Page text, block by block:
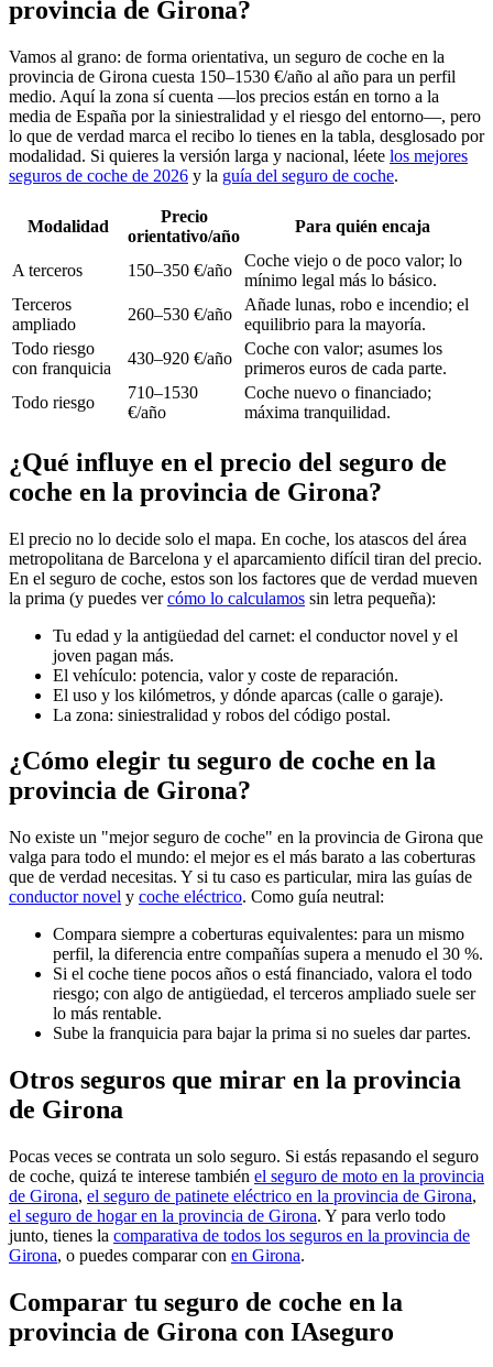
provincia de Girona?
Vamos al grano: de forma orientativa, un seguro de coche en la
provincia de Girona cuesta 150–1530 €/año al año para un perfil
medio. Aquí la zona sí cuenta —los precios están en torno a la
media de España por la siniestralidad y el riesgo del entorno—, pero
lo que de verdad marca el recibo lo tienes en la tabla, desglosado por
modalidad. Si quieres la versión larga y nacional, léete los mejores
seguros de coche de 2026 y la guía del seguro de coche.
Modalidad
Precio
orientativo/año
Para quién encaja
A terceros 150–350 €/año
Coche viejo o de poco valor; lo
mínimo legal más lo básico.
Terceros
ampliado
260–530 €/año
Añade lunas, robo e incendio; el
equilibrio para la mayoría.
Todo riesgo
con franquicia
430–920 €/año
Coche con valor; asumes los
primeros euros de cada parte.
Todo riesgo
710–1530
€/año
Coche nuevo o financiado;
máxima tranquilidad.
¿Qué influye en el precio del seguro de
coche en la provincia de Girona?
El precio no lo decide solo el mapa. En coche, los atascos del área
metropolitana de Barcelona y el aparcamiento difícil tiran del precio.
En el seguro de coche, estos son los factores que de verdad mueven
la prima (y puedes vercómo lo calculamos sin letra pequeña):
Tu edad y la antigüedad del carnet: el conductor novel y el
joven pagan más.
El vehículo: potencia, valor y coste de reparación.
El uso y los kilómetros, y dónde aparcas (calle o garaje).
La zona: siniestralidad y robos del código postal.
¿Cómo elegir tu seguro de coche en la
provincia de Girona?
No existe un "mejor seguro de coche" en la provincia de Girona que
valga para todo el mundo: el mejor es el más barato a las coberturas
que de verdad necesitas. Y si tu caso es particular, mira las guías de
conductor novel y coche eléctrico. Como guía neutral:
Compara siempre a coberturas equivalentes: para un mismo
perfil, la diferencia entre compañías supera a menudo el 30 %.
Si el coche tiene pocos años o está financiado, valora el todo
riesgo; con algo de antigüedad, el terceros ampliado suele ser
lo más rentable.
Sube la franquicia para bajar la prima si no sueles dar partes.
Otros seguros que mirar en la provincia
de Girona
Pocas veces se contrata un solo seguro. Si estás repasando el seguro
de coche, quizá te interese también el seguro de moto en la provincia
de Girona, el seguro de patinete eléctrico en la provincia de Girona,
el seguro de hogar en la provincia de Girona. Y para verlo todo
junto, tienes la comparativa de todos los seguros en la provincia de
Girona, o puedes comparar con en Girona.
Comparar tu seguro de coche en la
provincia de Girona con IAseguro